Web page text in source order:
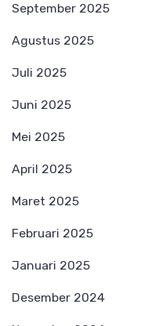
September 2025
Agustus 2025
Juli 2025
Juni 2025
Mei 2025
April 2025
Maret 2025
Februari 2025
Januari 2025
Desember 2024